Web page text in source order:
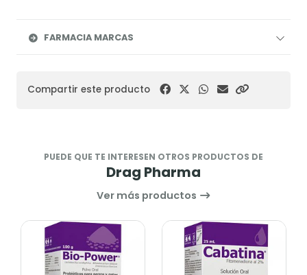
FARMACIA MARCAS
Compartir este producto
PUEDE QUE TE INTERESEN OTROS PRODUCTOS DE
Drag Pharma
Ver más productos